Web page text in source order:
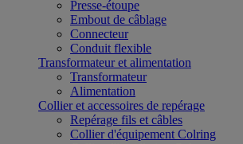
Presse-étoupe
Embout de câblage
Connecteur
Conduit flexible
Transformateur et alimentation
Transformateur
Alimentation
Collier et accessoires de repérage
Repérage fils et câbles
Collier d'équipement Colring